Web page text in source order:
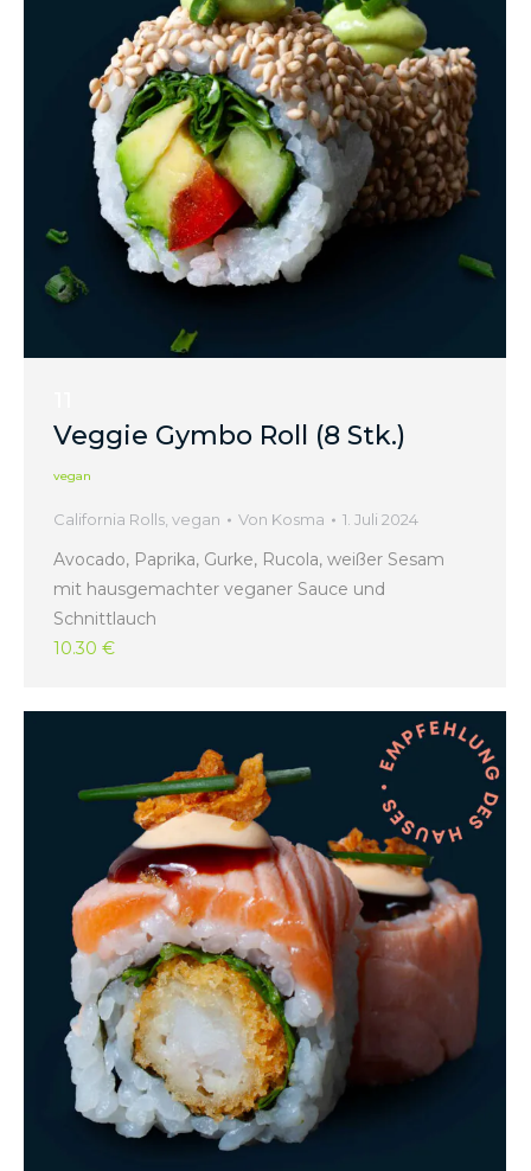
Veggie Gymbo Roll (8 Stk.)
vegan
California Rolls vegan Von Kosma 1. Juli 2024
Avocado, Paprika, Gurke, Rucola, weißer Sesam
mit hausgemachter veganer Sauce und
Schnittlauch
10.30 €